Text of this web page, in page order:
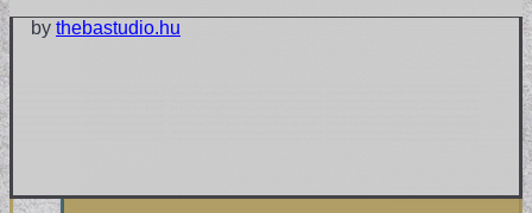
by thebastudio.hu